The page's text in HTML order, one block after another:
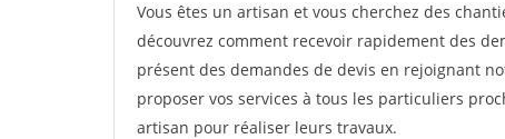
Vous êtes un artisan et vous cherchez des
découvrez comment recevoir rapidement des
présent des demandes de devis en rejoignant
proposer vos services à tous les particuliers
artisan pour réaliser leurs travaux.